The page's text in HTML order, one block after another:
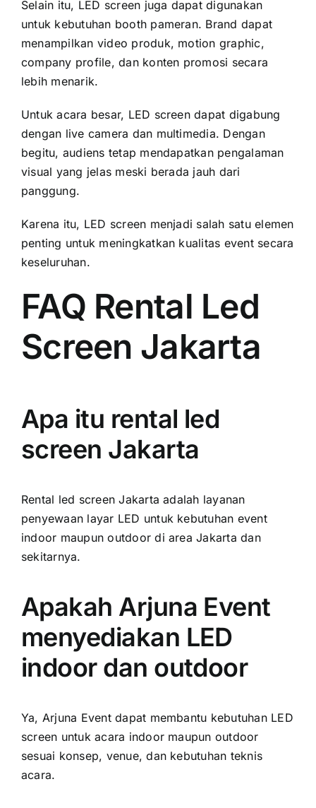
Selain itu, LED screen juga dapat digunakan
untuk kebutuhan booth pameran. Brand dapat
menampilkan video produk, motion graphic,
company profile, dan konten promosi secara
lebih menarik.
Untuk acara besar, LED screen dapat digabung
dengan live camera dan multimedia. Dengan
begitu, audiens tetap mendapatkan pengalaman
visual yang jelas meski berada jauh dari
panggung.
Karena itu, LED screen menjadi salah satu elemen
penting untuk meningkatkan kualitas event secara
keseluruhan.
FAQ Rental Led
Screen Jakarta
Apa itu rental led
screen Jakarta
Rental led screen Jakarta adalah layanan
penyewaan layar LED untuk kebutuhan event
indoor maupun outdoor di area Jakarta dan
sekitarnya.
Apakah Arjuna Event
menyediakan LED
indoor dan outdoor
Ya, Arjuna Event dapat membantu kebutuhan LED
screen untuk acara indoor maupun outdoor
sesuai konsep, venue, dan kebutuhan teknis
acara.